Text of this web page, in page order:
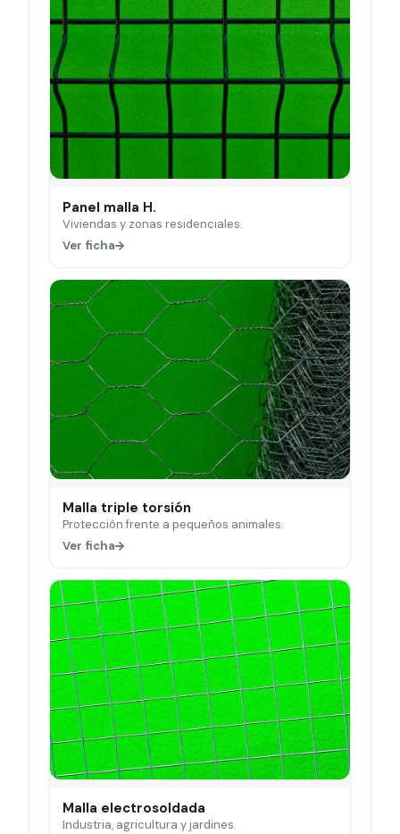
Panel malla H.
Viviendas y zonas residenciales.
Ver ficha
Malla triple torsión
Protección frente a pequeños animales.
Ver ficha
Malla electrosoldada
Industria, agricultura y jardines.